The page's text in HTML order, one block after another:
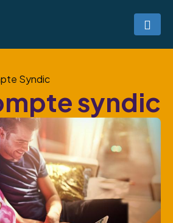
Syndic
syndic